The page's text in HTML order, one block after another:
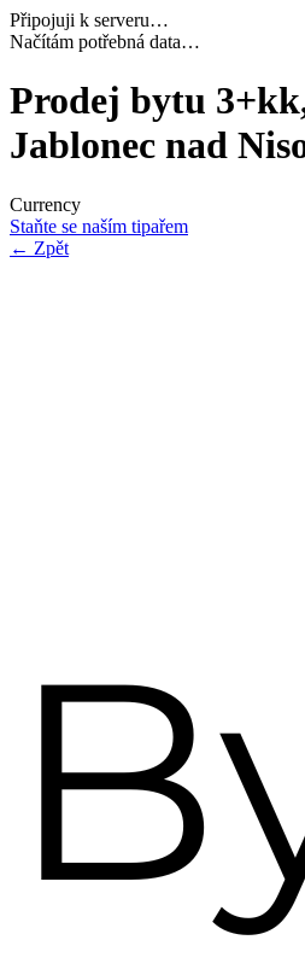
Připojuji k serveru…
Navazuji bezpečné spojení…
Prodej bytu
Jablonec nad
Currency
Staňte se naším tipařem
← Zpět